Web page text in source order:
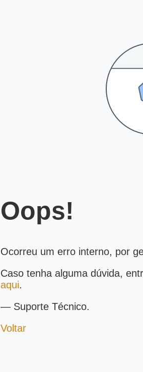
Oops!
Ocorreu um erro interno, por
Caso tenha alguma dúvida,
aqui.
— Suporte Técnico.
Voltar